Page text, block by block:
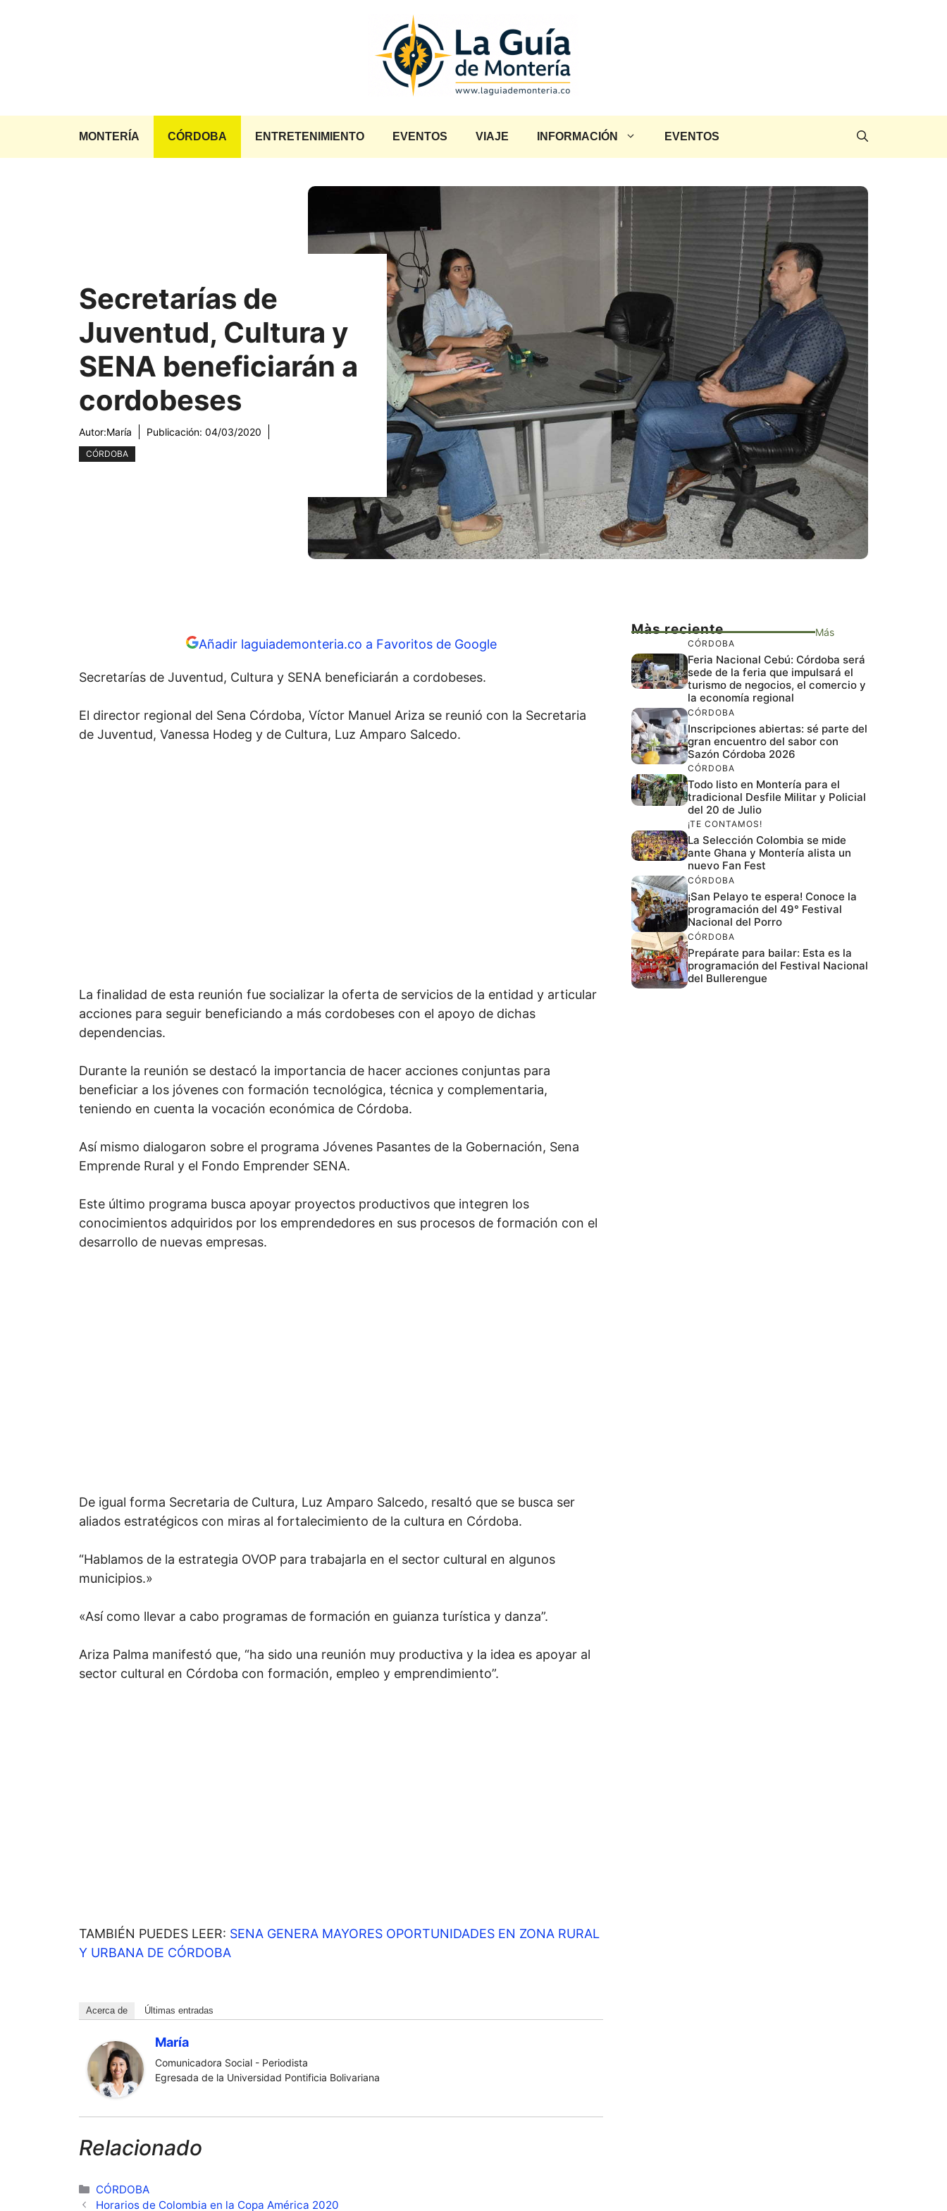
MONTERÍA CÓRDOBA ENTRETENIMIENTO EVENTOS VIAJE INFORMACIÓN EVENTOS
Secretarías de
Juventud, Cultura y
SENA beneficiarán a
cordobeses
Autor:María Publicación: 04/03/2020
CÓRDOBA
Añadir laguiademonteria.co a Favoritos de Google
Secretarías de Juventud, Cultura y SENA beneficiarán a cordobeses.
El director regional del Sena Córdoba, Víctor Manuel Ariza se reunió con la Secretaria
de Juventud, Vanessa Hodeg y de Cultura, Luz Amparo Salcedo.
La finalidad de esta reunión fue socializar la oferta de servicios de la entidad y articular
acciones para seguir beneficiando a más cordobeses con el apoyo de dichas
dependencias.
Durante la reunión se destacó la importancia de hacer acciones conjuntas para
beneficiar a los jóvenes con formación tecnológica, técnica y complementaria,
teniendo en cuenta la vocación económica de Córdoba.
Así mismo dialogaron sobre el programa Jóvenes Pasantes de la Gobernación, Sena
Emprende Rural y el Fondo Emprender SENA.
Este último programa busca apoyar proyectos productivos que integren los
conocimientos adquiridos por los emprendedores en sus procesos de formación con el
desarrollo de nuevas empresas.
De igual forma Secretaria de Cultura, Luz Amparo Salcedo, resaltó que se busca ser
aliados estratégicos con miras al fortalecimiento de la cultura en Córdoba.
“Hablamos de la estrategia OVOP para trabajarla en el sector cultural en algunos
municipios.»
«Así como llevar a cabo programas de formación en guianza turística y danza”.
Ariza Palma manifestó que, “ha sido una reunión muy productiva y la idea es apoyar al
sector cultural en Córdoba con formación, empleo y emprendimiento”.
TAMBIÉN PUEDES LEER: SENA GENERA MAYORES OPORTUNIDADES EN ZONA RURAL
Y URBANA DE CÓRDOBA
Acerca de Últimas entradas
María
Comunicadora Social - Periodista
Egresada de la Universidad Pontificia Bolivariana
Relacionado
Categorías
CÓRDOBA
Horarios de Colombia en la Copa América 2020
Màs reciente Más
CÓRDOBA
Feria Nacional Cebú: Córdoba será
sede de la feria que impulsará el
turismo de negocios, el comercio y
la economía regional
CÓRDOBA
Inscripciones abiertas: sé parte del
gran encuentro del sabor con
Sazón Córdoba 2026
CÓRDOBA
Todo listo en Montería para el
tradicional Desfile Militar y Policial
del 20 de Julio
¡TE CONTAMOS!
La Selección Colombia se mide
ante Ghana y Montería alista un
nuevo Fan Fest
CÓRDOBA
¡San Pelayo te espera! Conoce la
programación del 49° Festival
Nacional del Porro
CÓRDOBA
Prepárate para bailar: Esta es la
programación del Festival Nacional
del Bullerengue